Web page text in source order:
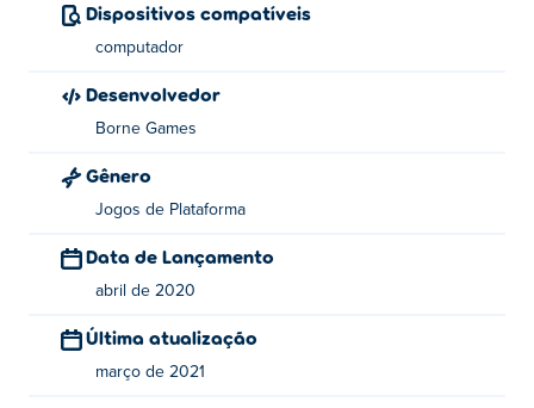
Mover - setas esquerda / direita
Jump - S
Interact - tecla de seta para cima
Sobre o criador:
Borne. Confira seu outro jogo lendário no
Dispositivos compatíveis
computador
Desenvolvedor
Borne Games
Gênero
Jogos de Plataforma
Data de Lançamento
abril de 2020
Última atualização
março de 2021